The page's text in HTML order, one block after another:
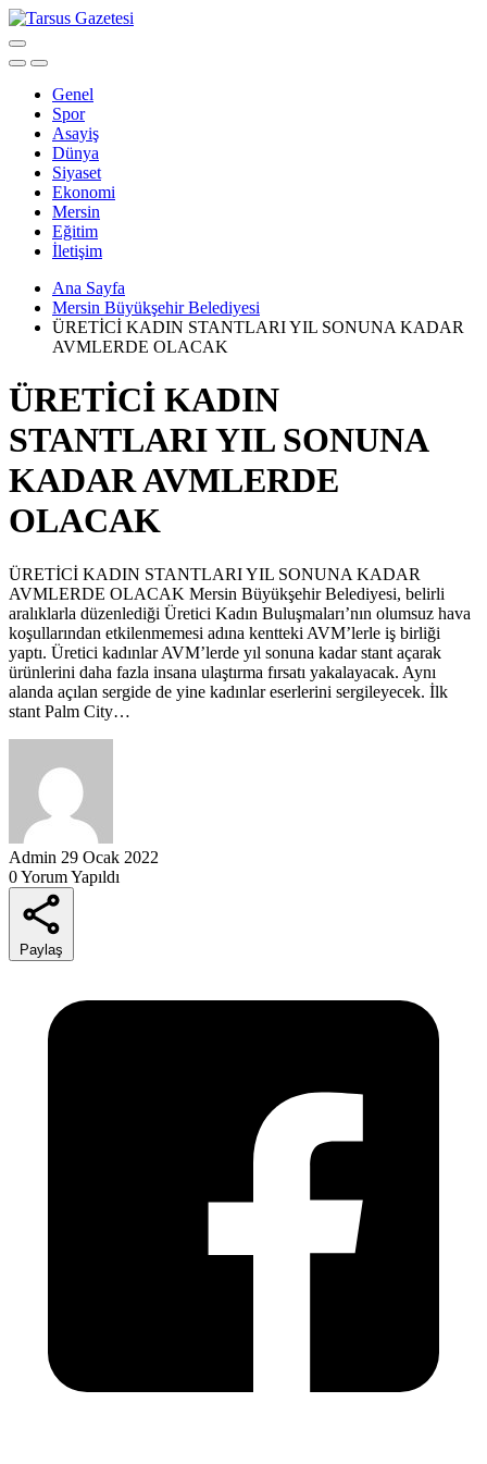
Genel
Spor
Asayiş
Dünya
Siyaset
Ekonomi
Mersin
Eğitim
İletişim
Ana Sayfa
Mersin Büyükşehir Belediyesi
ÜRETİCİ KADIN STANTLARI YIL SONUNA KADAR
AVMLERDE OLACAK
ÜRETİCİ KADIN
STANTLARI YIL SONUNA
KADAR AVMLERDE
OLACAK
ÜRETİCİ KADIN STANTLARI YIL SONUNA KADAR
AVMLERDE OLACAK Mersin Büyükşehir Belediyesi, belirli
aralıklarla düzenlediği Üretici Kadın Buluşmaları’nın olumsuz hava
koşullarından etkilenmemesi adına kentteki AVM’lerle iş birliği
yaptı. Üretici kadınlar AVM’lerde yıl sonuna kadar stant açarak
ürünlerini daha fazla insana ulaştırma fırsatı yakalayacak. Aynı
alanda açılan sergide de yine kadınlar eserlerini sergileyecek. İlk
stant Palm City…
Admin 29 Ocak 2022
0 Yorum Yapıldı
Paylaş